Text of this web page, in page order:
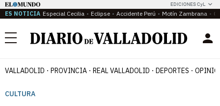
EDICIONES CyL
ES NOTICIA Especial Cecilia Eclipse Accidente Perú Motín Zambrana
Menú
VALLADOLID PROVINCIA REAL VALLADOLID DEPORTES
CULTURA